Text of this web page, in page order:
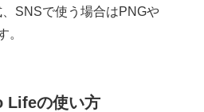
SNSで使う場合はPNGや
。
Lifeの使い方